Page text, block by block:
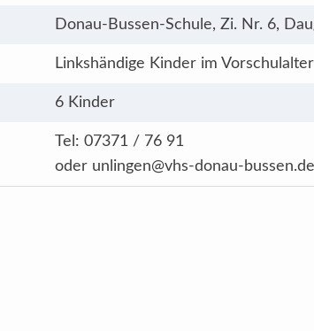
Donau-Bussen-Schule, Zi. Nr. 6,
Linkshändige Kinder im Vorschulalter
6 Kinder
Tel: 07371 / 76 91
oder unlingen@vhs-donau-bussen.de